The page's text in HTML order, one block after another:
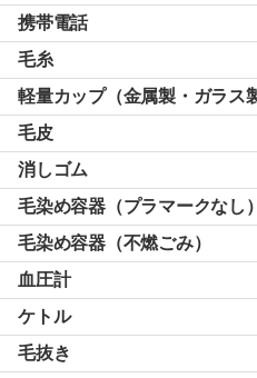
携帯電話
毛糸
軽量カップ（金属製・ガラス
毛皮
消しゴム
毛染め容器（プラマークなし）
毛染め容器（不燃ごみ）
血圧計
ケトル
毛抜き